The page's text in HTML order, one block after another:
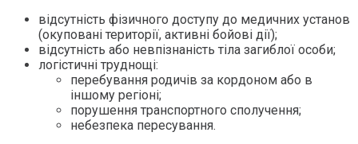
відсутність фізичного доступу до медичних установ
(окуповані території, активні бойові дії);
відсутність або невпізнаність тіла загиблої особи;
логістичні труднощі:
перебування родичів за кордоном або в
іншому регіоні;
порушення транспортного сполучення;
небезпека пересування.